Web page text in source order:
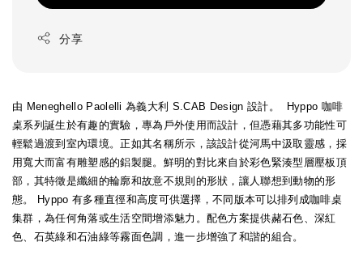
分享
由 Meneghello Paolelli 為義大利 S.CAB Design 設計。 Hyppo 咖啡
桌系列誕生於有趣的實驗，專為戶外使用而設計，但憑藉其多功能性可
輕鬆過渡到室內環境。正如其名稱所示，該設計從河馬中汲取靈感，採
用寬大而富有雕塑感的鋁製腿。鮮明的對比來自於彩色緊湊型層壓板頂
部，其特徵是纖細的輪廓和故意不規則的形狀，讓人聯想到動物的形
態。 Hyppo 有多種直徑和高度可供選擇，不同版本可以排列成咖啡桌
集群，為任何角落或生活空間增添魅力。配色方案提供赭石色、深紅
色、石英綠和石油綠等霧面色調，進一步增強了和諧的組合。